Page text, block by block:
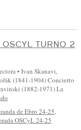
TURNO 2
• Ivan Skanavi,
(1841-1904) Concierto
(1882-1971) La
de Ebro 24-25,
OSCyL 24-25